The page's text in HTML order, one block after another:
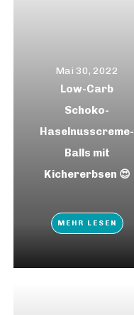
Mai 30, 2022
Low-Carb
Schoko-
Haselnusscreme-
Balls mit
Kichererbsen 😍
MEHR LESEN